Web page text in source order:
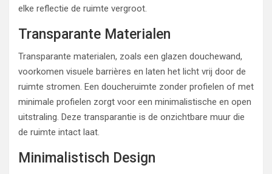
elke reflectie de ruimte vergroot.
Transparante Materialen
Transparante materialen, zoals een glazen douchewand,
voorkomen visuele barrières en laten het licht vrij door de
ruimte stromen. Een doucheruimte zonder profielen of met
minimale profielen zorgt voor een minimalistische en open
uitstraling. Deze transparantie is de onzichtbare muur die
de ruimte intact laat.
Minimalistisch Design